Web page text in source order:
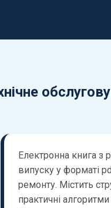
Електронна книга з
випуску у форматі
ремонту. Містить
практичні алгоритми